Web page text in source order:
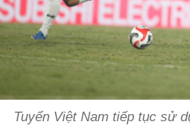
Tuyển Việt Nam tiếp tục sử